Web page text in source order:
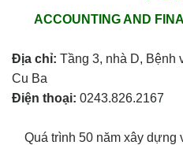
ACCOUNTING AND
Địa chỉ: Tầng 3, nhà D, Bệnh
Cu Ba
Điện thoại: 0243.826.2167
Quá trình 50 năm xây dựng